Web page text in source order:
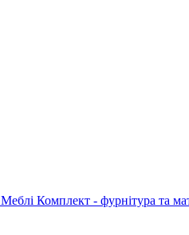
Меблі Комплект - фурнітура та